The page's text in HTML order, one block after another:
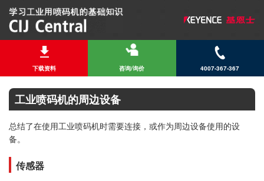
下载资料 咨询/询价 4007-367-367
工业喷码机的周边设备
总结了在使用工业喷码机时需要连接，或作为周边设备使用的设
备。
传感器